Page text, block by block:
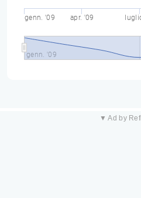
genn. '09 apr. '09
genn. '09
▼ Ad by